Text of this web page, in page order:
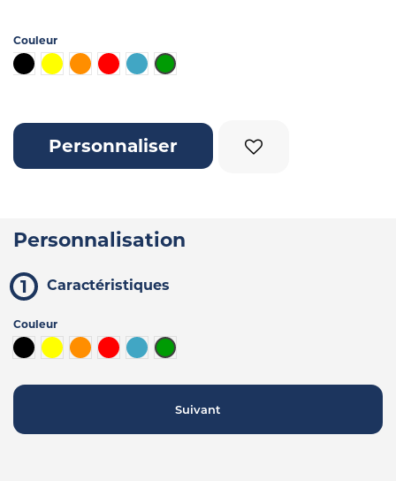
Couleur
Noir
Jaune OrangeRouge Bleu turquoise
Vert
Personnaliser
Personnalisation
Caractéristiques
Couleur
Noir
Jaune OrangeRouge Bleu turquoise
Vert
Suivant